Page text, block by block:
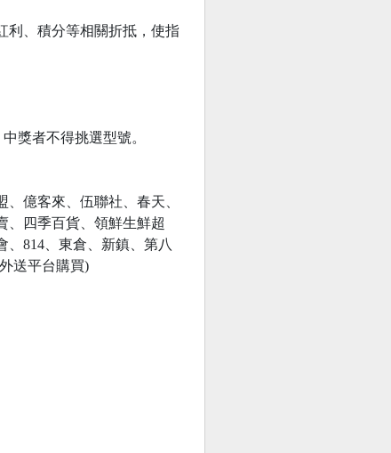
利、積分等相關折抵，使指
獎者不得挑選型號。
億客來、伍聯社、春天、
、四季百貨、領鮮生鮮超
814、東倉、新鎮、第八
送平台購買)